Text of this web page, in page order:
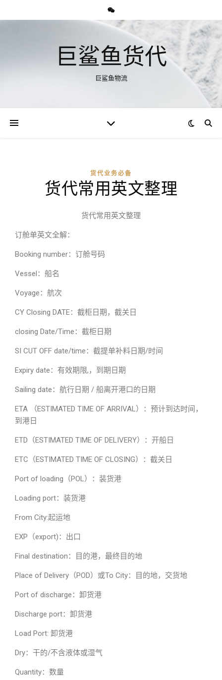
巨鲨鱼货代
巨鲨鱼物流
货代业务必备
货代常用英文整理
货代常用英文整理
订舱单英文全解：
Booking number：订舱号码
Vessel：船名
Voyage：航次
CY Closing DATE：截柜日期，截关日
closing Date/Time：截柜日期
SI CUT OFF date/time：截提单补料日期/时间
Expiry date：有效期限,，到期日期
Sailing date：航行日期 / 船离开港口的日期
ETA （ESTIMATED TIME OF ARRIVAL）：预计到达时间，
到港日
ETD（ESTIMATED TIME OF DELIVERY）：开船日
ETC（ESTIMATED TIME OF CLOSING）：截关日
Port of loading（POL）：装货港
Loading port：装货港
From City:起运地
EXP（export)：出口
Final destination：目的港，最终目的地
Place of Delivery（POD）或To City：目的地，交货地
Port of discharge：卸货港
Discharge port：卸货港
Load Port: 卸货港
Dry：干的/不含液体或湿气
Quantity：数量